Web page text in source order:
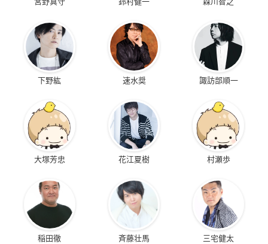
下野紘 速水奨 諏訪部順一
大塚芳忠 花江夏樹 村瀬歩
稲田徹 斉藤壮馬 三宅健太